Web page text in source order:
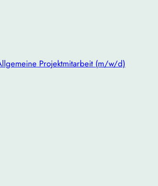
Projektmitarbeit (m/w/d)